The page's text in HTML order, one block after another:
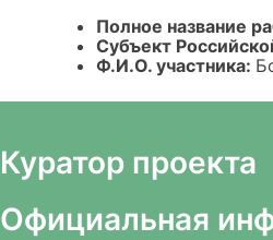
Полное название
Субъект
Ф.И.О. участника:
Куратор проекта
Официальная